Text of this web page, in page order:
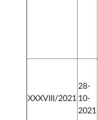
XXXVIII/2021
28-
10-
2021